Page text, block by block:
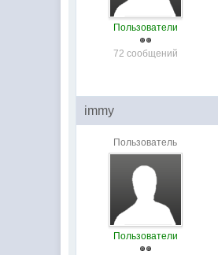
Пользователи
72 сообщений
immy
Пользователь
Пользователи